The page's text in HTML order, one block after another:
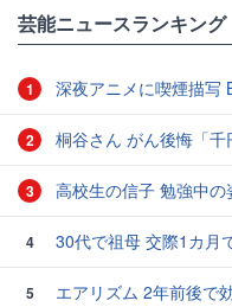
芸能ニュースランキング
1 深夜アニメに喫煙描写
2 桐谷さん がん後悔「千
3 高校生の信子 勉強中の
4 30代で祖母 交際1カ月
5
エアリズム 2年前後で